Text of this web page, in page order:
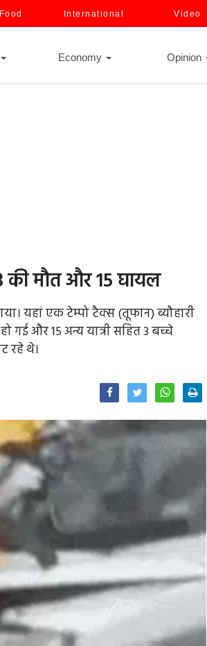
International Video
Economy Opinion
की मौत और 15 घायल
यहां एक टेम्पो टैक्स (तूफान) ब्यौहारी
गई और 15 अन्य यात्री सहित 3 बच्चे
रहे थे।